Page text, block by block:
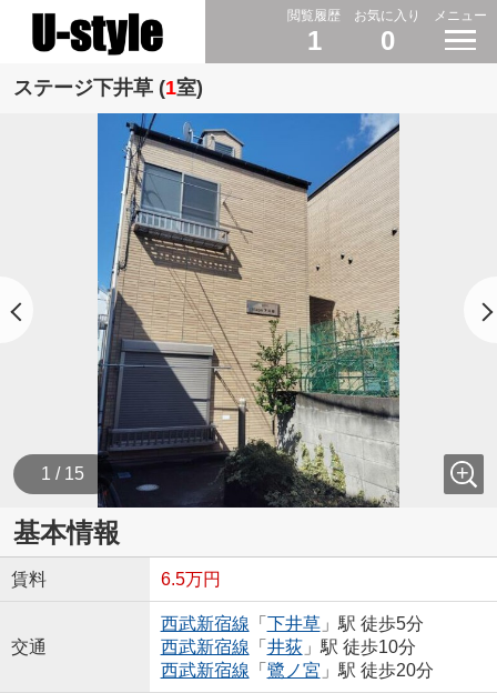
閲覧履歴
1
お気に入り
0
メニュー
ステージ下井草 (1室)
1 / 15
基本情報
賃料 6.5万円
交通
西武新宿線 「 下井草」駅 徒歩5分
西武新宿線 「 井荻」駅 徒歩10分
西武新宿線 「 鷺ノ宮 」駅 徒歩20分